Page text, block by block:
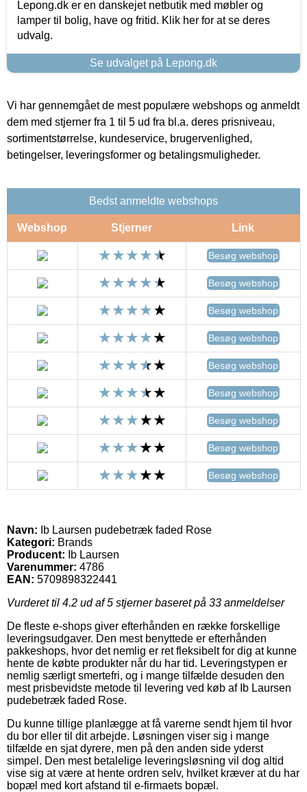
Lepong.dk er en danskejet netbutik med møbler og
lamper til bolig, have og fritid. Klik her for at se deres
udvalg.
Se udvalget på Lepong.dk
Vi har gennemgået de mest populære webshops og anmeldt
dem med stjerner fra 1 til 5 ud fra bl.a. deres prisniveau,
sortimentstørrelse, kundeservice, brugervenlighed,
betingelser, leveringsformer og betalingsmuligheder.
Bedst anmeldte webshops
Webshop Stjerner Link
Besøg webshop
Besøg webshop
Besøg webshop
Besøg webshop
Besøg webshop
Besøg webshop
Besøg webshop
Besøg webshop
Besøg webshop
Navn: Ib Laursen pudebetræk faded Rose
Kategori: Brands
Producent:
Ib Laursen
Varenummer: 4786
EAN: 5709898322441
Vurderet til 4.2 ud af 5 stjerner baseret på 33 anmeldelser
De fleste e-shops giver efterhånden en række forskellige
leveringsudgaver. Den mest benyttede er efterhånden
pakkeshops, hvor det nemlig er ret fleksibelt for dig at kunne
hente de købte produkter når du har tid. Leveringstypen er
nemlig særligt smertefri, og i mange tilfælde desuden den
mest prisbevidste metode til levering ved køb af Ib Laursen
pudebetræk faded Rose.
Du kunne tillige planlægge at få varerne sendt hjem til hvor
du bor eller til dit arbejde. Løsningen viser sig i mange
tilfælde en sjat dyrere, men på den anden side yderst
simpel. Den mest betalelige leveringsløsning vil dog altid
vise sig at være at hente ordren selv, hvilket kræver at du har
bopæl med kort afstand til e-firmaets bopæl.